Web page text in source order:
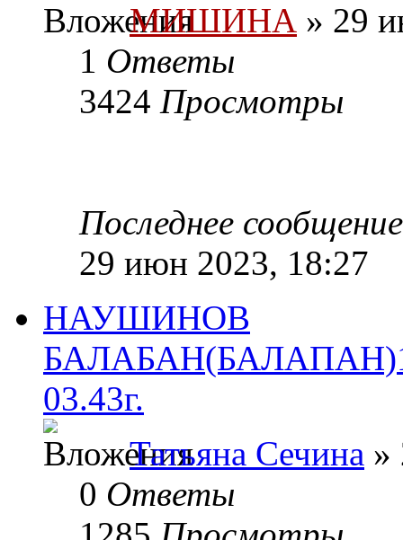
МИШИНА » 29
1 Ответы
3424 Просмотры
Последнее
29 июн 2023, 18:27
НАУШИНОВ
03.43г.
Татьяна Сечина »
0 Ответы